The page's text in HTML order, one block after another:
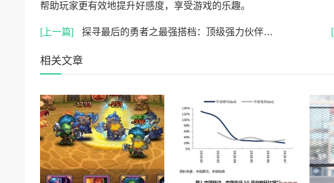
帮助玩家更有效地提升好感度，享受游戏的乐趣。
[上一篇] 探寻最后的勇者之最强搭档：顶级强力伙伴全面推荐
相关文章